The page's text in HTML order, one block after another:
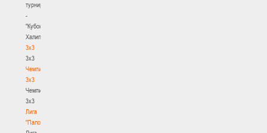
турнир
-
"Кубок
Халипского"
3x3
3x3
Чемпионат
3х3
Чемпионат
3х3
Лига
"Палова"